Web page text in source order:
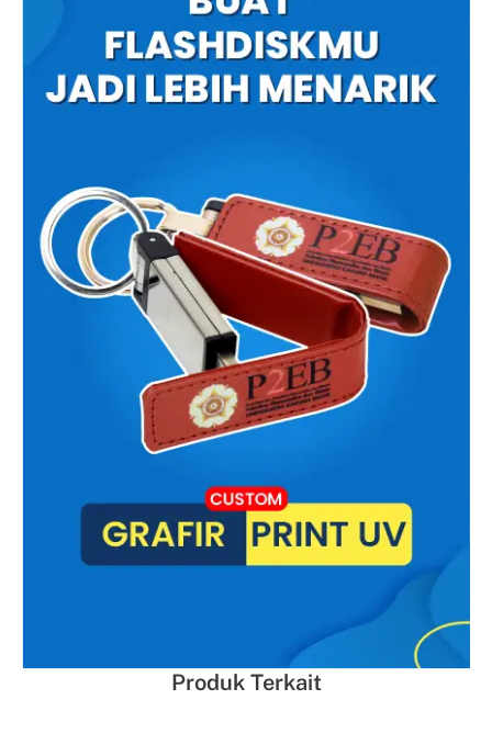
Gifterindo dan ciptakan souvenir perusahaan unik sekarang !
Produk Terkait